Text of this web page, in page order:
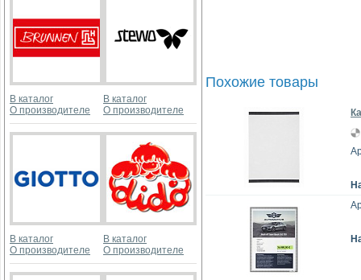
В каталог
О производителе
В каталог
О производителе
В каталог
О производителе
В каталог
О производителе
Похожие товары